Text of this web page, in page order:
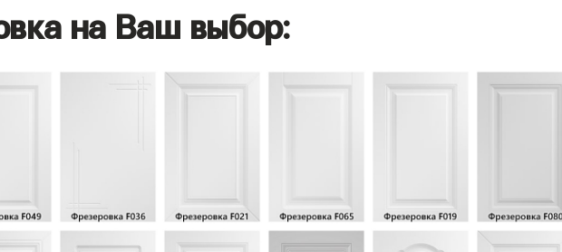
на Ваш выбор: